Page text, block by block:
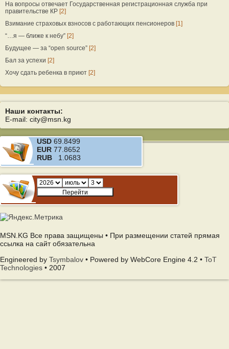
На вопросы отвечает Государственная регистрационная служба при
правительстве КР [2]
Взимание страховых взносов с работающих пенсионеров [1]
“…я — ближе к небу” [2]
Будущее — за “open source” [2]
Бал за успехи [2]
Хочу сдать ребенка в приют [2]
Наши контакты:
E-mail: city@msn.kg
USD 69.8499
EUR 77.8652
RUB 1.0683
MSN.KG Все права защищены • При размещении статей прямая
ссылка на сайт обязательна
Engineered by Tsymbalov • Powered by WebCore Engine 4.2 • ToT
Technologies • 2007